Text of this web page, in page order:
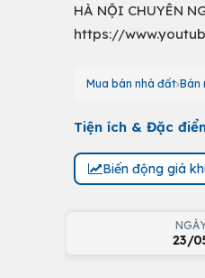
HÀ NỘI CHUYÊN
https://
Mua bán nhà đất Bán
Tiện ích & Đặc
Biến động giá
23/